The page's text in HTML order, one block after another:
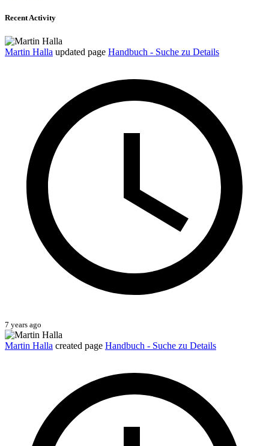
Recent Activity
Martin Halla updated page Handbuch - Suche zu Details
7 years ago
Martin Halla created page Handbuch - Suche zu Details